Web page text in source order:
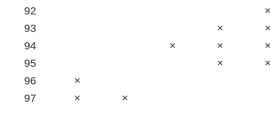
92
93
×
94
× ×
95
×
96
×
97
× ×